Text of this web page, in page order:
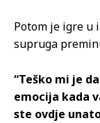
Potom je igre u
supruga
“Teško mi je
emocija kada
ste ovdje